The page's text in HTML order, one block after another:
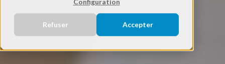
Configuration
Refuser Accepter